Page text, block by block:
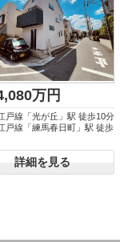
万円
戸線「光が丘」駅 徒歩10分
戸線「練馬春日町」駅 徒歩
「平和台」駅 徒歩24分
詳細を見る